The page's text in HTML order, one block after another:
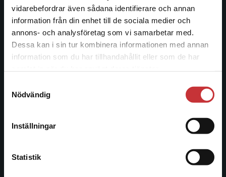
vidarebefordrar även sådana identifierare och annan
information från din enhet till de sociala medier och
annons- och analysföretag som vi samarbetar med.
Dessa kan i sin tur kombinera informationen med annan
information som du har tillhandahållit eller som de har
Nödvändig
Inställningar
Statistik
Begränsad fraktregion
Det verkar som att du besöker
studentlitteratur.se via en enhet utanför Sverige.
Vi erbjuder inte leveranser utanför Sverige. För
att kunna slutföra ett köp måste
Studentlitteratur
Studentlitteratur grundades 1963 och är idag Sveriges
ledande utbildningsförlag. Med läromedel, kurslitteratur,
facklitteratur, utbildningar och digitala
informationstjänster i utbudet, finns Studentlitteratur med
046-31 20 00